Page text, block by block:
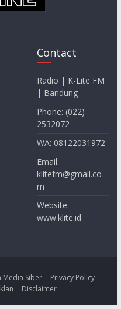
Contact
Radio | K-Lite FM
| Bandung
Phone: (022)
2532072
WA: 08122031972
Email:
klitefm@gmail.co
m
Website:
www.klite.id
Media Siber
Privacy Policy
Disclaimer